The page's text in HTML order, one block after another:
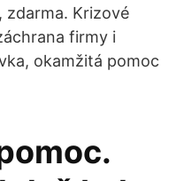
zdarma. Krizové
firmy i
okamžitá pomoc